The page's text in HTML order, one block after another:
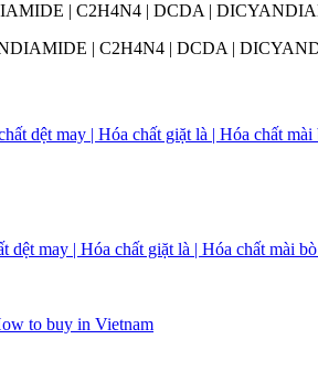
| C2H4N4 | DCDA |
| C2H4N4 | DCDA |
dệt may | Hóa chất giặt là | Hóa chất mài
to buy in Vietnam